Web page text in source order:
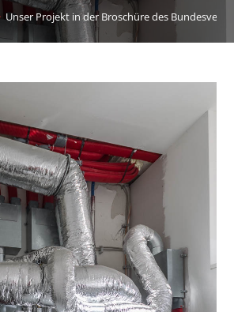
Unser Projekt in der Broschüre des